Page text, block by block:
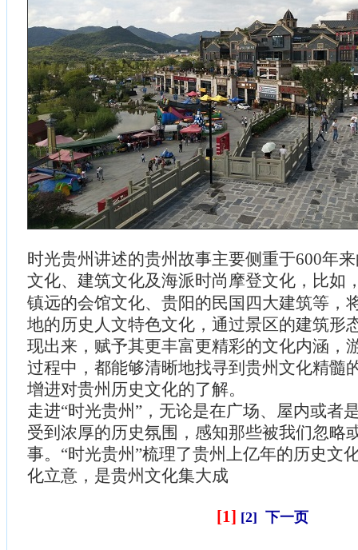
时光贵州讲述的贵州故事主要侧重于600年
文化、建筑文化及海派时尚摩登文化，比如
镇远的会馆文化、贵阳的民国四大建筑等，
地的历史人文特色文化，通过景区的建筑形
现出来，赋予其更丰富更精彩的文化内涵，
过程中，都能够清晰地找寻到贵州文化精髓
增进对贵州历史文化的了解。
走进“时光贵州”，无论是在广场、屋内或者
受到浓厚的历史氛围，感知那些被我们忽略
事。“时光贵州”梳理了贵州上亿年的历史文
化立意，是贵州文化集大成
[1] [2] 下一页